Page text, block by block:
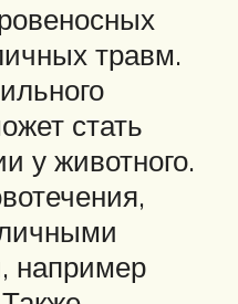
травм.
стать
у животного.
например